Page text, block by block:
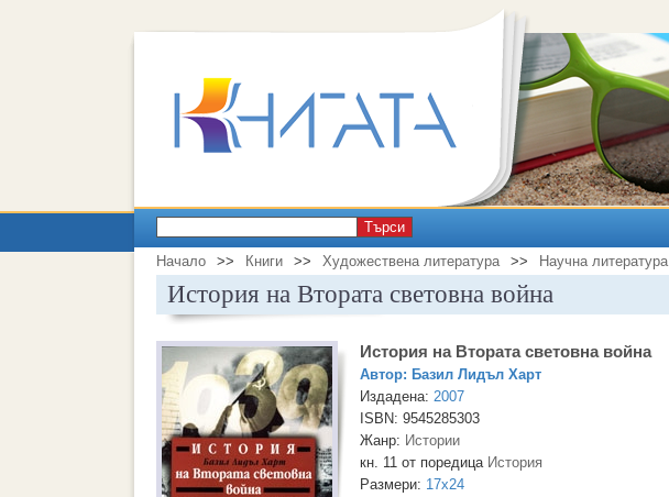
Търси
Начало >> Книги >> Художествена литература >> Научна литература
История на Втората световна война
История на Втората световна война
Автор: Базил Лидъл Харт
Издадена: 2007
ISBN: 9545285303
Жанр: Истории
кн. 11 от поредица История
Размери: 17x24